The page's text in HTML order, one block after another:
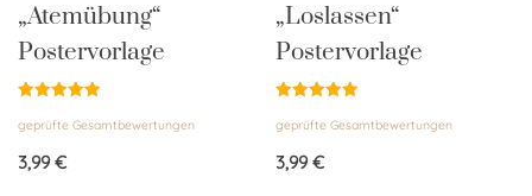
„Atemübung“
Postervorlage
mit
von 5
geprüfte Gesamtbewertungen
3,99€
„Loslassen“
Postervorlage
mit
von 5
geprüfte Gesamtbewertungen
3,99€